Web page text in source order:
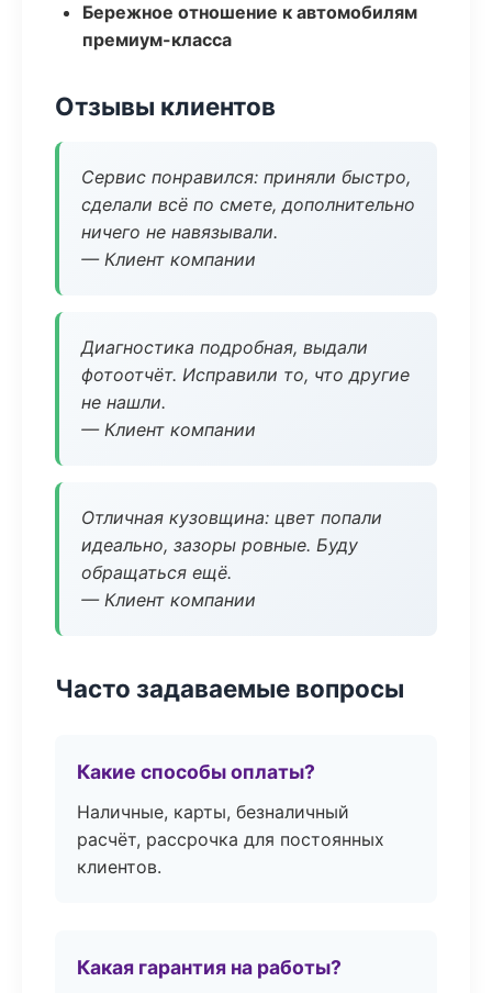
Бережное отношение к автомобилям
премиум-класса
Отзывы клиентов
Сервис понравился: приняли быстро,
сделали всё по смете, дополнительно
ничего не навязывали.
— Клиент компании
Диагностика подробная, выдали
фотоотчёт. Исправили то, что другие
не нашли.
— Клиент компании
Отличная кузовщина: цвет попали
идеально, зазоры ровные. Буду
обращаться ещё.
— Клиент компании
Часто задаваемые вопросы
Какие способы оплаты?
Наличные, карты, безналичный
расчёт, рассрочка для постоянных
клиентов.
Какая гарантия на работы?